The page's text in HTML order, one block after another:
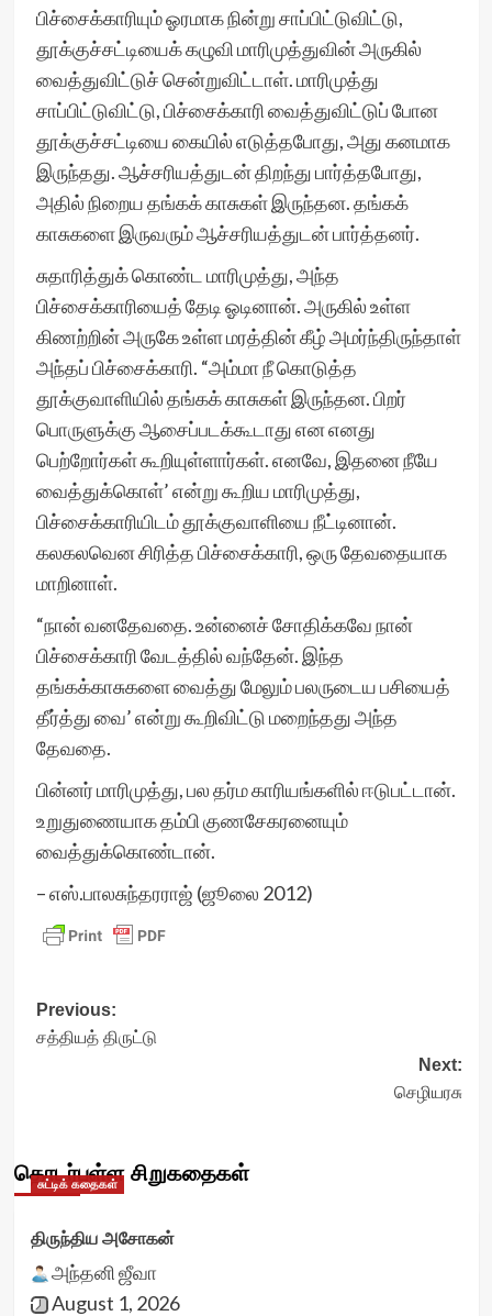
பிச்சைக்காரியும் ஓரமாக நின்று சாப்பிட்டுவிட்டு,
தூக்குச்சட்டியைக் கழுவி மாரிமுத்துவின் அருகில்
வைத்துவிட்டுச் சென்றுவிட்டாள். மாரிமுத்து
சாப்பிட்டுவிட்டு, பிச்சைக்காரி வைத்துவிட்டுப் போன
தூக்குச்சட்டியை கையில் எடுத்தபோது, அது கனமாக
இருந்தது. ஆச்சரியத்துடன் திறந்து பார்த்தபோது,
அதில் நிறைய தங்கக் காசுகள் இருந்தன. தங்கக்
காசுகளை இருவரும் ஆச்சரியத்துடன் பார்த்தனர்.
சுதாரித்துக் கொண்ட மாரிமுத்து, அந்த
பிச்சைக்காரியைத் தேடி ஓடினான். அருகில் உள்ள
கிணற்றின் அருகே உள்ள மரத்தின் கீழ் அமர்ந்திருந்தாள்
அந்தப் பிச்சைக்காரி. “அம்மா நீ கொடுத்த
தூக்குவாளியில் தங்கக் காசுகள் இருந்தன. பிறர்
பொருளுக்கு ஆசைப்படக்கூடாது என எனது
பெற்றோர்கள் கூறியுள்ளார்கள். எனவே, இதனை நீயே
வைத்துக்கொள்’ என்று கூறிய மாரிமுத்து,
பிச்சைக்காரியிடம் தூக்குவாளியை நீட்டினான்.
கலகலவென சிரித்த பிச்சைக்காரி, ஒரு தேவதையாக
மாறினாள்.
“நான் வனதேவதை. உன்னைச் சோதிக்கவே நான்
பிச்சைக்காரி வேடத்தில் வந்தேன். இந்த
தங்கக்காசுகளை வைத்து மேலும் பலருடைய பசியைத்
தீர்த்து வை’ என்று கூறிவிட்டு மறைந்தது அந்த
தேவதை.
பின்னர் மாரிமுத்து, பல தர்ம காரியங்களில் ஈடுபட்டான்.
உறுதுணையாக தம்பி குணசேகரனையும்
வைத்துக்கொண்டான்.
– எஸ்.பாலசுந்தரராஜ் (ஜூலை 2012)
Post
navigation
Previous:
சத்தியத் திருட்டு
Next:
செழியரசு
தொடர்புள்ள சிறுகதைகள்
சுட்டிக் கதைகள்
திருந்திய அசோகன்
அந்தனி ஜீவா
August 1, 2026